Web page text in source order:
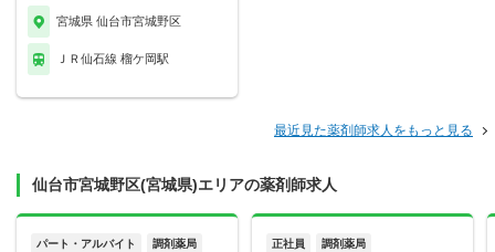
宮城県 仙台市宮城野区
ＪＲ仙石線 榴ケ岡駅
最近見た薬剤師求人をもっと見る
仙台市宮城野区(宮城県)エリアの薬剤師求人
パート・アルバイト 調剤薬局 正社員 調剤薬局